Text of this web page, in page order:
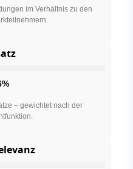
im Verhältnis zu den
– gewichtet nach der